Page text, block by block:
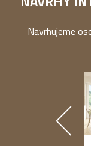
Navrhujeme